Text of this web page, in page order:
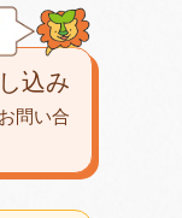
込み
問い合